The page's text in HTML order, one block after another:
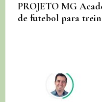
PROJETO MG
de futebol para